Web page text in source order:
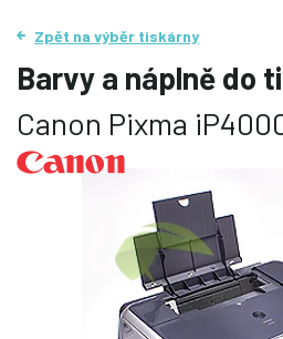
Zpět na výběr tiskárny
Barvy a náplně do
Canon Pixma